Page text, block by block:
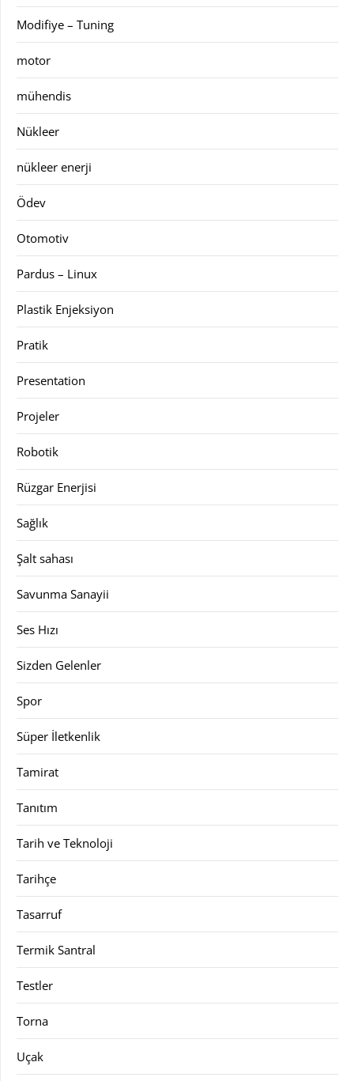
Modifiye – Tuning
motor
mühendis
Nükleer
nükleer enerji
Ödev
Otomotiv
Pardus – Linux
Plastik Enjeksiyon
Pratik
Presentation
Projeler
Robotik
Rüzgar Enerjisi
Sağlık
Şalt sahası
Savunma Sanayii
Ses Hızı
Sizden Gelenler
Spor
Süper İletkenlik
Tamirat
Tanıtım
Tarih ve Teknoloji
Tarihçe
Tasarruf
Termik Santral
Testler
Torna
Uçak